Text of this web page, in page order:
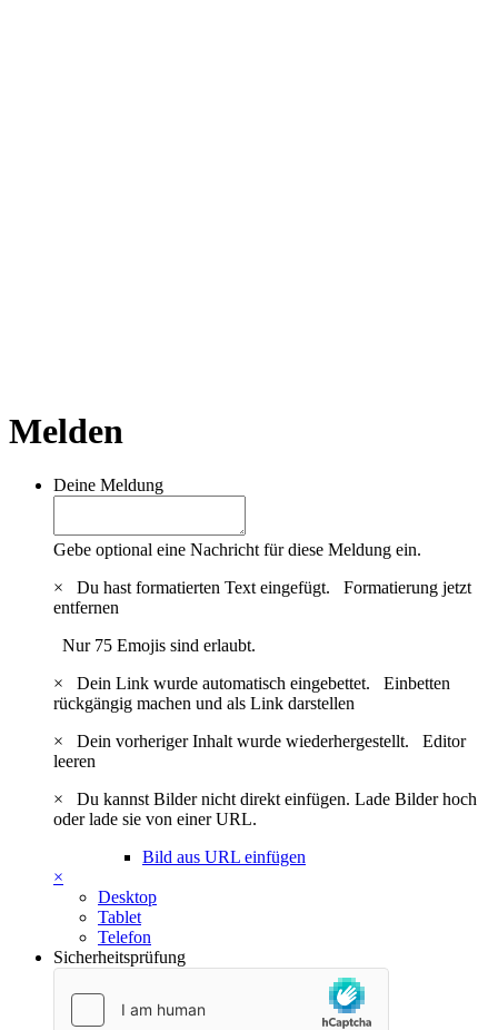
Melden
Deine Meldung
Gebe optional eine Nachricht für diese Meldung ein.
×
Du hast formatierten Text eingefügt. Formatierung jetzt
entfernen
Nur 75 Emojis sind erlaubt.
×
Dein Link wurde automatisch eingebettet. Einbetten
rückgängig machen und als Link darstellen
×
Dein vorheriger Inhalt wurde wiederhergestellt. Editor
leeren
×
Du kannst Bilder nicht direkt einfügen. Lade Bilder hoch
oder lade sie von einer URL.
Bild aus URL einfügen
×
Desktop
Tablet
Telefon
Sicherheitsprüfung